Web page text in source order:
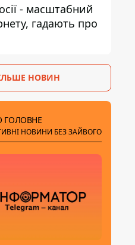
- масштабний
гадають про
НОВИН
ГОЛОВНЕ
НОВИНИ БЕЗ ЗАЙВОГО